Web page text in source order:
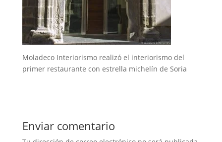
Moladeco Interiorismo realizó el interiorismo del
primer restaurante con estrella michelín de Soria
Enviar comentario